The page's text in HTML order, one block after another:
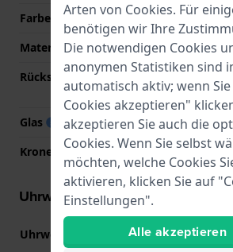
Farbe
Grau
Material der Rückseite
Titan
Rückseite
Glas
Hardlex
Krone
Ziehkrone
Uhrwerk Informationen
Uhrwerks-Nummer PC32(
Arten von Cookies. Für
benötigen wir Ihre
Die notwendigen Cookies
anonymen Statistiken sind
automatisch aktiv; wenn
Cookies akzeptieren"
akzeptieren Sie auch die
Cookies. Wenn Sie selbst
möchten, welche Cookies
aktivieren, klicken Sie auf
Einstellungen".
Alle akzeptieren